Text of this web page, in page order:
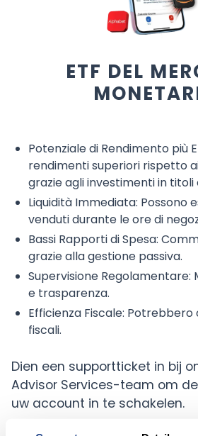
ETF DEL
Potenziale di Rendimento più
rendimenti superiori rispetto
grazie agli investimenti in
Liquidità Immediata: Possono
venduti durante le ore di
Bassi Rapporti di Spesa:
grazie alla gestione passiva.
Supervisione Regolamentare:
e trasparenza.
Efficienza Fiscale:
fiscali.
Dien een supportticket in bij
Advisor Services-team om
uw account in te schakelen.